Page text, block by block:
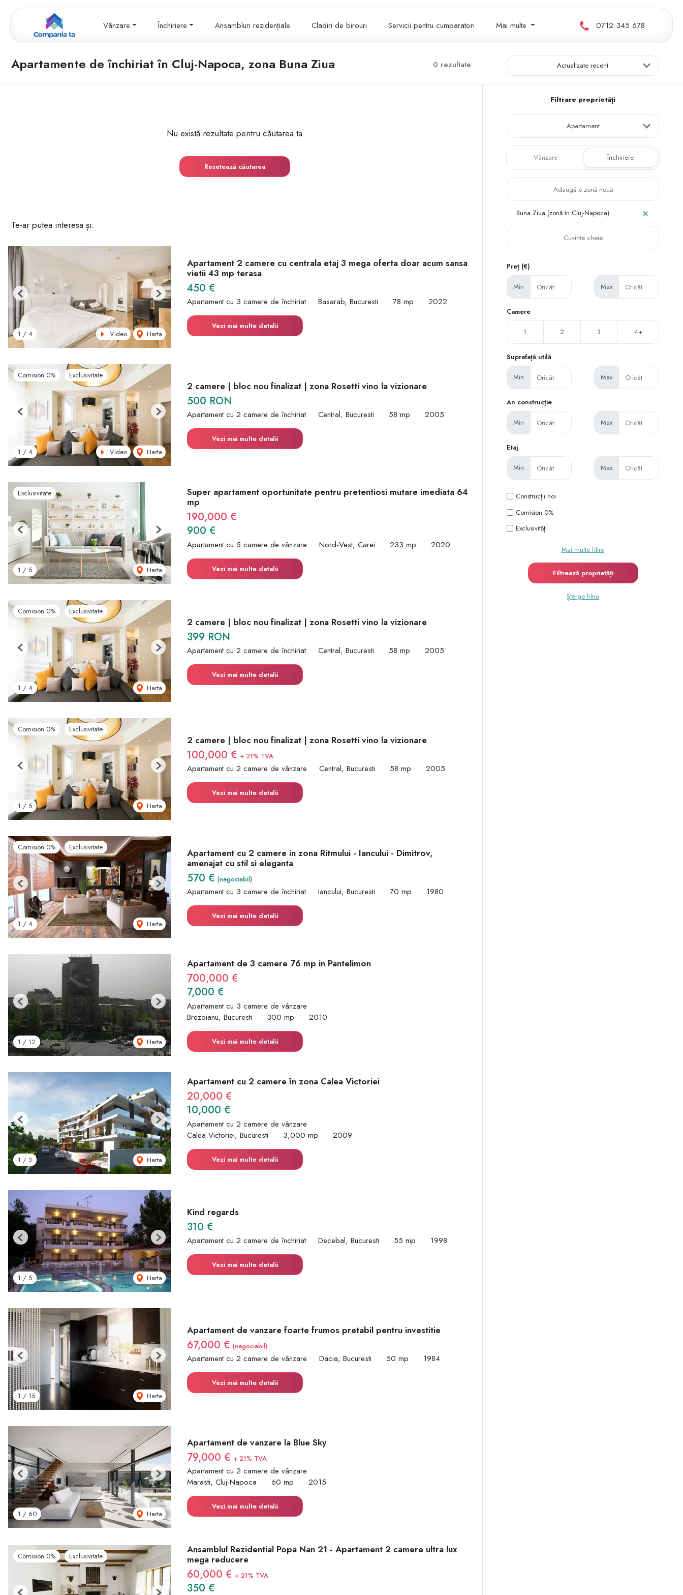
Vânzare Închiriere Ansambluri rezidențiale Cladiri de birouri Servicii pentru cumparatori Mai multe 0712 345 678
0 rezultate
Apartamente de închiriat în Cluj-Napoca, zona Buna Ziua Actualizate recent
Nu există rezultate pentru căutarea ta
Resetează căutarea
Te-ar putea interesa și:
1 / 4 Video Harta
Previous Next
Apartament 2 camere cu centrala etaj 3 mega oferta doar acum sansa
vietii 43 mp terasa
450 €
Apartament cu 3 camere de închiriat Basarab, Bucuresti 78 mp 2022
Vezi mai multe detalii
Comision 0% Exclusivitate
1 / 4 Video Harta
Previous Next
2 camere | bloc nou finalizat | zona Rosetti vino la vizionare
500 RON
Apartament cu 2 camere de închiriat Central, Bucuresti 58 mp 2005
Vezi mai multe detalii
Exclusivitate
1 / 5 Harta
Previous Next
Super apartament oportunitate pentru pretentiosi mutare imediata 64
mp
190,000 €
900 €
Apartament cu 5 camere de vânzare Nord-Vest, Carei 233 mp 2020
Vezi mai multe detalii
Comision 0% Exclusivitate
1 / 4 Harta
Previous Next
2 camere | bloc nou finalizat | zona Rosetti vino la vizionare
399 RON
Apartament cu 2 camere de închiriat Central, Bucuresti 58 mp 2005
Vezi mai multe detalii
Comision 0% Exclusivitate
1 / 5 Harta
Previous Next
2 camere | bloc nou finalizat | zona Rosetti vino la vizionare
100,000 € + 21% TVA
Apartament cu 2 camere de vânzare Central, Bucuresti 58 mp 2005
Vezi mai multe detalii
Comision 0% Exclusivitate
1 / 4 Harta
Previous Next
Apartament cu 2 camere in zona Ritmului - Iancului - Dimitrov,
amenajat cu stil si eleganta
570 € (negociabil)
Apartament cu 3 camere de închiriat Iancului, Bucuresti 70 mp 1980
Vezi mai multe detalii
1 / 12 Harta
Previous Next
Apartament de 3 camere 76 mp in Pantelimon
700,000 €
7,000 €
Apartament cu 3 camere de vânzare
Brezoianu, Bucuresti
300 mp 2010
Vezi mai multe detalii
1 / 3 Harta
Previous Next
Apartament cu 2 camere în zona Calea Victoriei
20,000 €
10,000 €
Apartament cu 2 camere de vânzare
Calea Victoriei, Bucuresti
3,000 mp 2009
Vezi mai multe detalii
1 / 5 Harta
Previous Next
Kind regards
310 €
Apartament cu 2 camere de închiriat Decebal, Bucuresti 55 mp 1998
Vezi mai multe detalii
1 / 15 Harta
Previous Next
Apartament de vanzare foarte frumos pretabil pentru investitie
67,000 € (negociabil)
Apartament cu 2 camere de vânzare Dacia, Bucuresti 50 mp 1984
Vezi mai multe detalii
1 / 60 Harta
Previous Next
Apartament de vanzare la Blue Sky
79,000 € + 21% TVA
Apartament cu 2 camere de vânzare
Marasti, Cluj-Napoca
60 mp 2015
Vezi mai multe detalii
Comision 0% Exclusivitate
Ansamblul Rezidential Popa Nan 21 - Apartament 2 camere ultra lux
mega reducere
60,000 € + 21% TVA
350 €
Filtrare proprietăți
Apartament
Vânzare Închiriere
Buna Ziua (zonă în Cluj-Napoca)
Preț (€)
Min Max
Camere
1 2 3 4+
Suprafață utilă
Min Max
An construcție
Min Max
Etaj
Min Max
Construcții noi
Comision 0%
Exclusivități
Mai multe filtre
Șterge filtre